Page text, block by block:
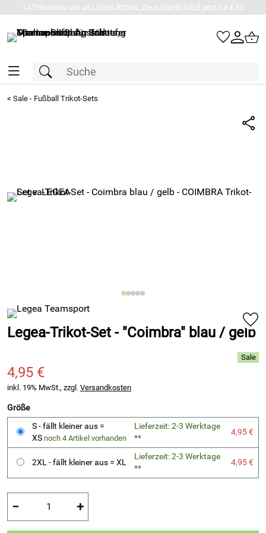
14 Trikotsets von alt.LEGEA,ROYAL,Zeus SIEHE SALE jetzt für € 50
< Sale - Fußball Trikot-Sets
Legea-Trikot-Set - "Coimbra" blau / gelb
4,95 €
inkl. 19% MwSt., zzgl. Versandkosten
Größe
S - fällt kleiner aus =
XS noch 4 Artikel vorhanden
Lieferzeit: 2-3 Werktage
**
4,95 €
2XL - fällt kleiner aus = XL
Lieferzeit: 2-3 Werktage
**
4,95 €
− +